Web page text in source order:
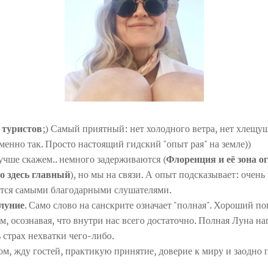
;) Самый приятный: нет холодного ветра, нет
так. Просто настоящий гидский "опыт рая" на земле))
скажем.. немного задерживаются (Флоренция и её зона
здесь главный), но мы на связи. А опыт подсказывает: очень
самыми благодарными слушателями.
. Само слово на санскрите означает "полная". Хороший
осознавая, что внутри нас всего достаточно. Полная Луна
нехватки чего-либо.
жду гостей, практикую принятие, доверие к миру и заодно